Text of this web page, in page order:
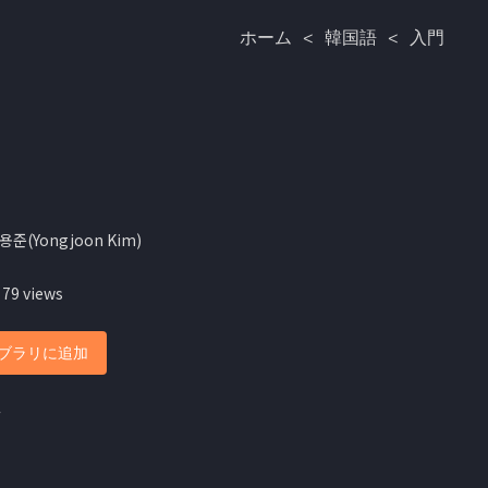
ホーム < 韓国語 < 入門
준(Yongjoon Kim)
views
ラリに追加